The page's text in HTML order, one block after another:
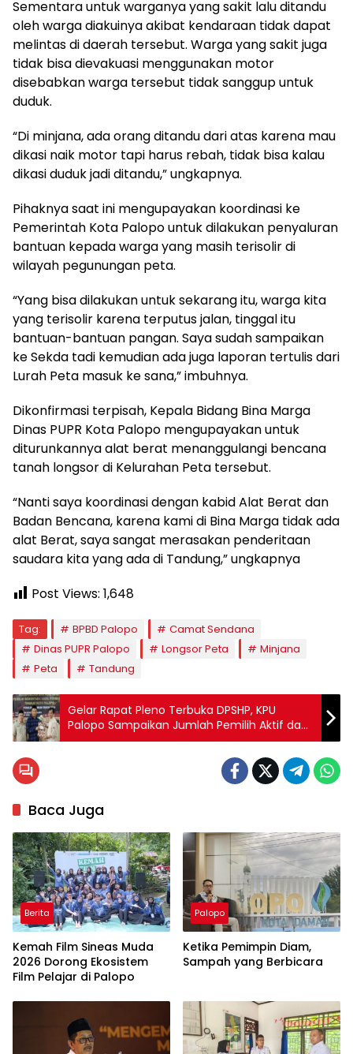
Sementara untuk warganya yang sakit lalu ditandu
oleh warga diakuinya akibat kendaraan tidak dapat
melintas di daerah tersebut. Warga yang sakit juga
tidak bisa dievakuasi menggunakan motor
disebabkan warga tersebut tidak sanggup untuk
duduk.
“Di minjana, ada orang ditandu dari atas karena mau
dikasi naik motor tapi harus rebah, tidak bisa kalau
dikasi duduk jadi ditandu,” ungkapnya.
Pihaknya saat ini mengupayakan koordinasi ke
Pemerintah Kota Palopo untuk dilakukan penyaluran
bantuan kepada warga yang masih terisolir di
wilayah pegunungan peta.
“Yang bisa dilakukan untuk sekarang itu, warga kita
yang terisolir karena terputus jalan, tinggal itu
bantuan-bantuan pangan. Saya sudah sampaikan
ke Sekda tadi kemudian ada juga laporan tertulis dari
Lurah Peta masuk ke sana,” imbuhnya.
Dikonfirmasi terpisah, Kepala Bidang Bina Marga
Dinas PUPR Kota Palopo mengupayakan untuk
diturunkannya alat berat menanggulangi bencana
tanah longsor di Kelurahan Peta tersebut.
“Nanti saya koordinasi dengan kabid Alat Berat dan
Badan Bencana, karena kami di Bina Marga tidak ada
alat Berat, saya sangat merasakan penderitaan
saudara kita yang ada di Tandung,” ungkapnya
Post Views: 1,648
Tag: BPBD Palopo
Camat Sendana
Dinas PUPR Palopo
Longsor Peta
Minjana
Peta
Tandung
Gelar Rapat Pleno Terbuka DPSHP, KPU
Palopo Sampaikan Jumlah Pemilih Aktif dan
TMS
Baca Juga
Berita
Kemah Film Sineas Muda
2026 Dorong Ekosistem
Film Pelajar di Palopo
Palopo
Ketika Pemimpin Diam,
Sampah yang Berbicara